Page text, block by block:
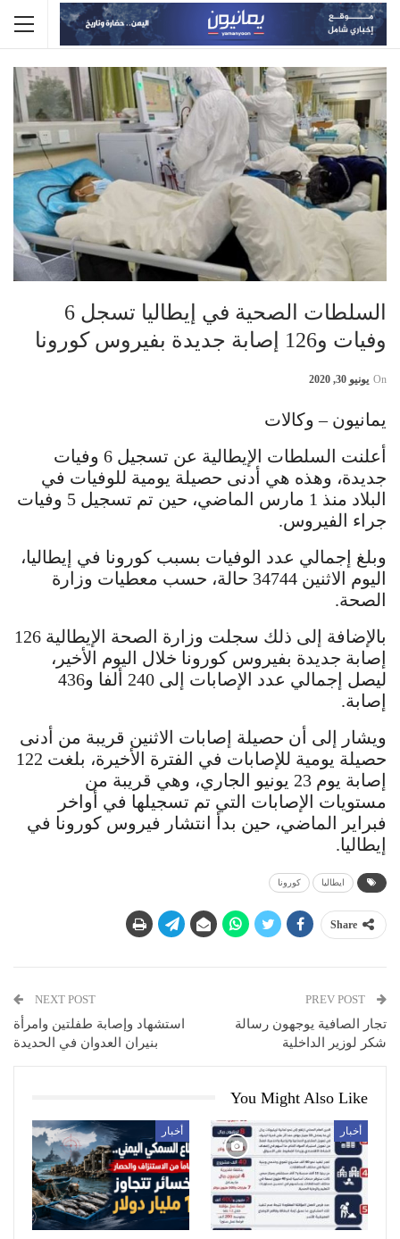
السلطات الصحية في إيطاليا تسجل 6
وفيات و126 إصابة جديدة بفيروس كورونا
On يونيو 30, 2020
يمانيون – وكالات
أعلنت السلطات الإيطالية عن تسجيل 6 وفيات
جديدة، وهذه هي أدنى حصيلة يومية للوفيات في
البلاد منذ 1 مارس الماضي، حين تم تسجيل 5 وفيات
جراء الفيروس.
وبلغ إجمالي عدد الوفيات بسبب كورونا في إيطاليا،
اليوم الاثنين 34744 حالة، حسب معطيات وزارة
الصحة.
بالإضافة إلى ذلك سجلت وزارة الصحة الإيطالية 126
إصابة جديدة بفيروس كورونا خلال اليوم الأخير،
ليصل إجمالي عدد الإصابات إلى 240 ألفا و436
إصابة.
ويشار إلى أن حصيلة إصابات الاثنين قريبة من أدنى
حصيلة يومية للإصابات في الفترة الأخيرة، بلغت 122
إصابة يوم 23 يونيو الجاري، وهي قريبة من
مستويات الإصابات التي تم تسجيلها في أواخر
فبراير الماضي، حين بدأ انتشار فيروس كورونا في
إيطاليا.
ايطاليا كورونا
Share
تجار الصافية يوجهون رسالة
شكر لوزير الداخلية
NEXT POST
استشهاد وإصابة طفلتين وامرأة
بنيران العدوان في الحديدة
You Might Also Like
أخبار أخبار